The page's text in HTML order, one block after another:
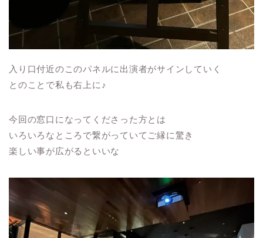
入り口付近のこのパネルに出演者がサインしていく
とのことで私も右上に♪
今回の窓口になってくださった方とは
いろいろなところで繋がっていてご縁に驚き
楽しい事が広がるといいな